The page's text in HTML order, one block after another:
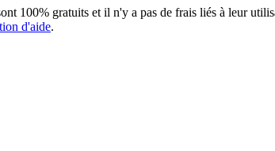
100% gratuits et il n'y a pas de frais liés à leur
d'aide.